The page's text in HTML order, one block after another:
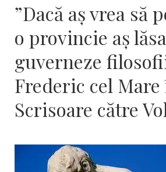
”Dacă aş vrea să
o provincie aş
guverneze
Frederic cel Mare
Scrisoare către